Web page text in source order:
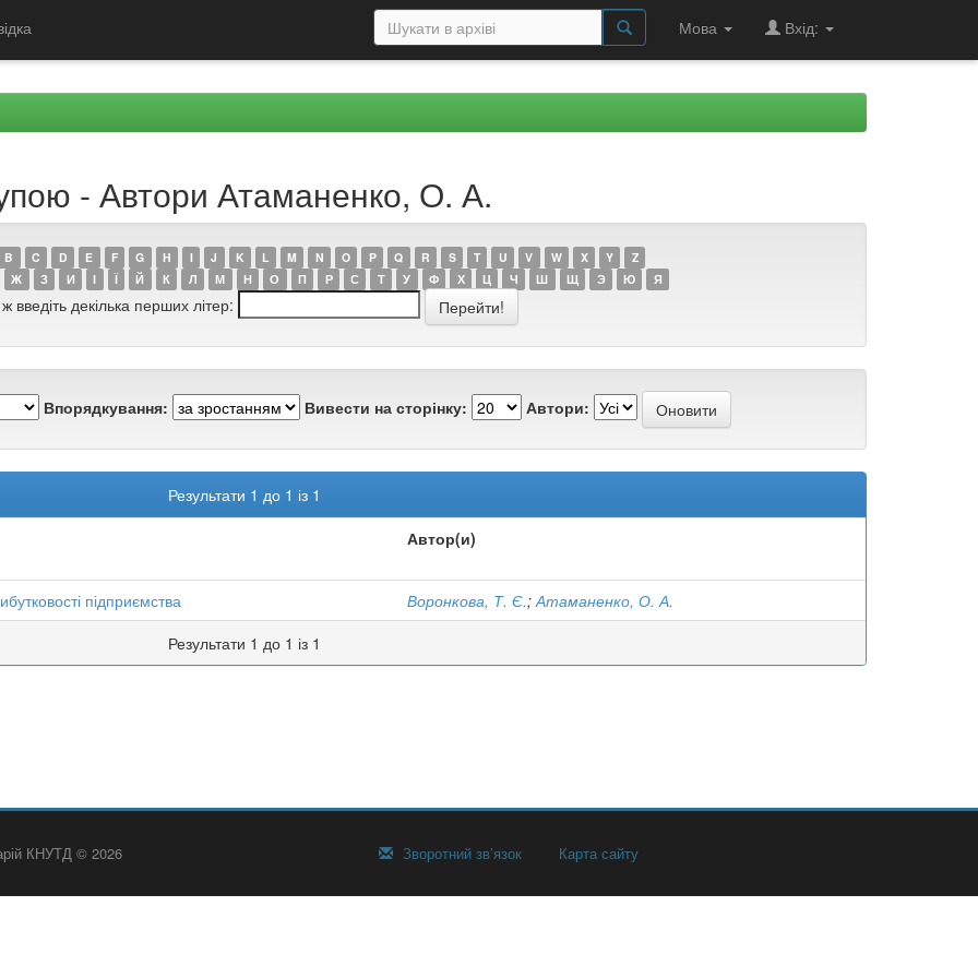
Мова Вхід:
- Автори Атаманенко, О. А.
B C D E F G H I J K L M N O P Q R S T U V W X Y
Z
Ж З И І Ї Й К Л М Н О П Р С Т У Ф Х Ц Ч Ш Щ Э Ю Я
введіть декілька перших літер:
Впорядкування: Вивести на сторінку: Автори:
Результати 1 до 1 із 1
Автор(и)
підприємства Воронкова, Т. Є.;Атаманенко, О. А.
Результати 1 до 1 із 1
КНУТД © 2026 Зворотний зв’язок Карта сайту